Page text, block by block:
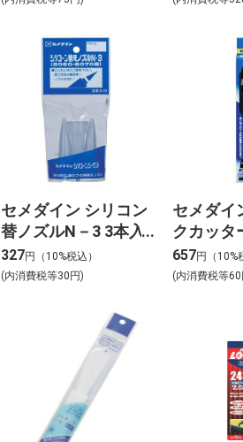
セメダイン シリコン
替ノズルN－3 3本入
り
327円（10%税込）
(内消費税等30円)
セメダイ
クカッタ
657円（10%
(内消費税等60